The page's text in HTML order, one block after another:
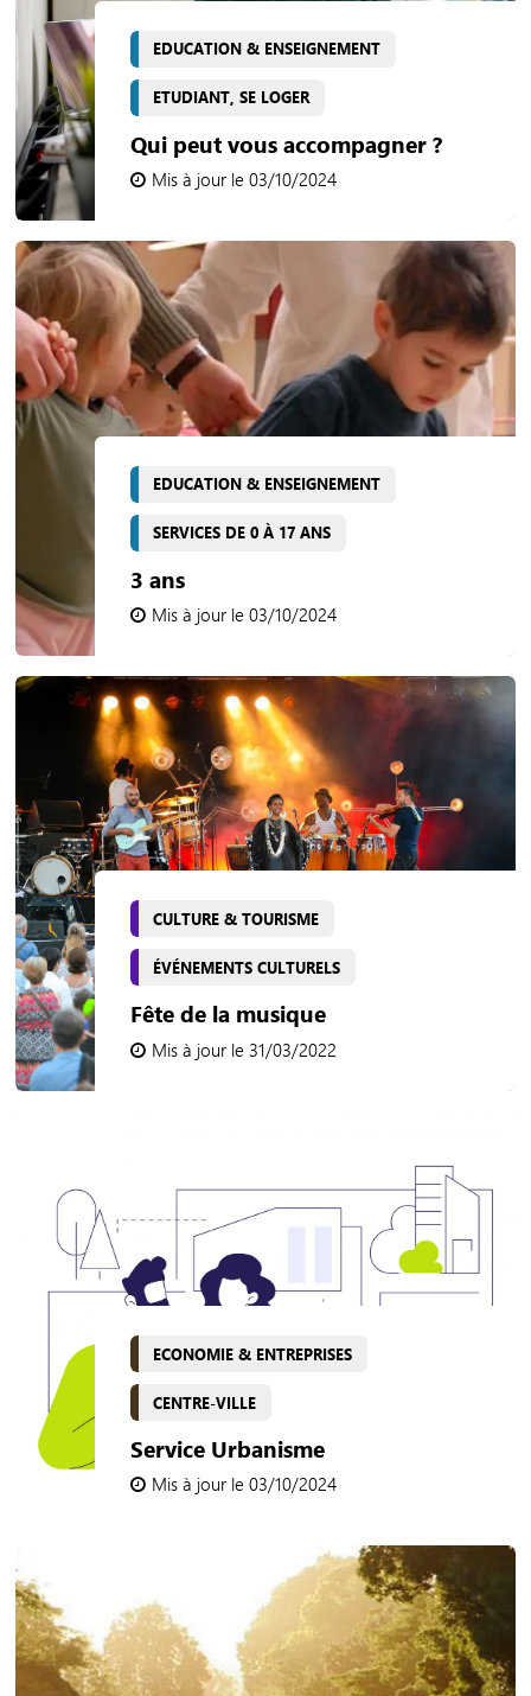
EDUCATION & ENSEIGNEMENT
ETUDIANT, SE LOGER
Qui peut vous accompagner ?
Mis à jour le 03/10/2024
EDUCATION & ENSEIGNEMENT
SERVICES DE 0 À 17 ANS
3 ans
Mis à jour le 03/10/2024
CULTURE & TOURISME
ÉVÉNEMENTS CULTURELS
Fête de la musique
Mis à jour le 31/03/2022
ECONOMIE & ENTREPRISES
CENTRE-VILLE
Service Urbanisme
Mis à jour le 03/10/2024